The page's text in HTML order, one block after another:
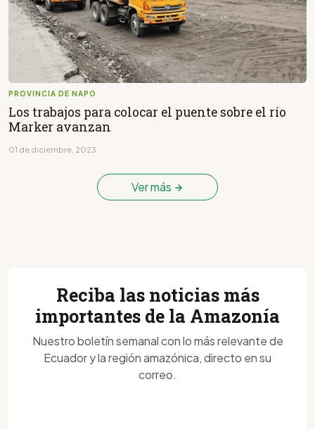
PROVINCIA DE NAPO
Los trabajos para colocar el puente sobre el río
Marker avanzan
01 de diciembre, 2023
Ver más
Reciba las noticias más
importantes de la Amazonía
Nuestro boletín semanal con lo más relevante de
Ecuador y la región amazónica, directo en su
correo.